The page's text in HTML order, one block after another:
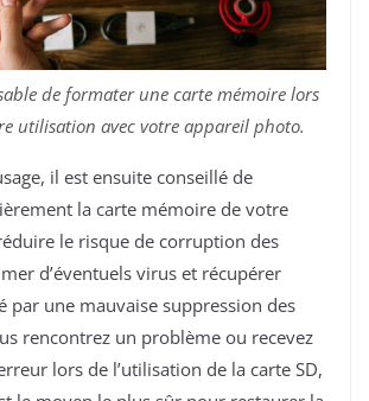
de formater une carte mémoire lors
utilisation avec votre appareil photo.
il est ensuite conseillé de
la carte mémoire de votre
le risque de corruption des
d’éventuels virus et récupérer
par une mauvaise suppression des
rencontrez un problème ou recevez
lors de l’utilisation de la carte SD,